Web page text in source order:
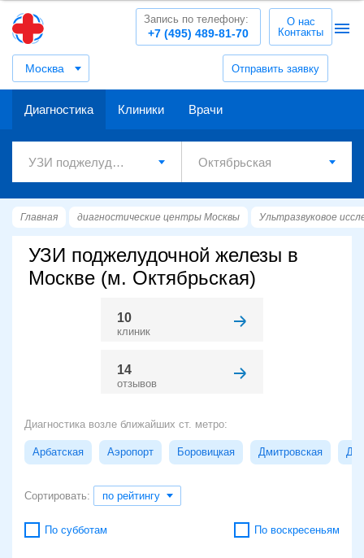
Москва Отправить заявку
+7 (495) 489-81-70
Запись по телефону:
О нас
Контакты
Диагностика Клиники Врачи
Главная диагностические центры Москвы Ультразвуковое
УЗИ поджелудочной железы в
Москве (м. Октябрьская)
10
клиник
14
отзывов
Диагностика возле ближайших ст. метро:
Арбатская Аэропорт Боровицкая Дмитровская
Сортировать: по рейтингу
По субботам По воскресеньям